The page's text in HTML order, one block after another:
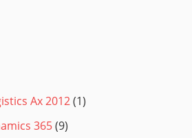
Ax 2012(1)
365(9)